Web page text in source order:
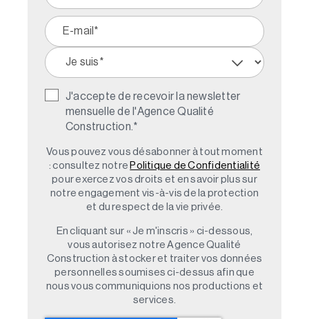
J'accepte de recevoir la newsletter
mensuelle de l'Agence Qualité
Construction. *
Vous pouvez vous désabonner à tout moment
: consultez notre Politique de Confidentialité
pour exercez vos droits et en savoir plus sur
notre engagement vis-à-vis de la protection
et du respect de la vie privée.
En cliquant sur « Je m'inscris » ci-dessous,
vous autorisez notre Agence Qualité
Construction à stocker et traiter vos données
personnelles soumises ci-dessus afin que
nous vous communiquions nos productions et
services.